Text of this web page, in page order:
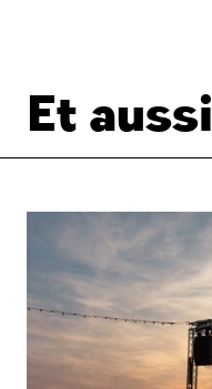
Et aussi